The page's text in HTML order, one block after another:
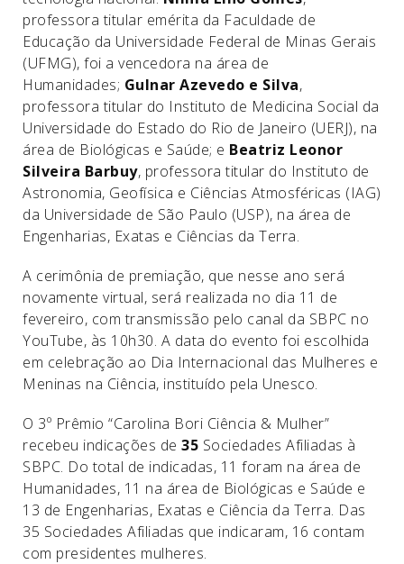
professora titular emérita da Faculdade de
Educação da Universidade Federal de Minas Gerais
(UFMG), foi a vencedora na área de
Humanidades; Gulnar Azevedo e Silva,
professora titular do Instituto de Medicina Social da
Universidade do Estado do Rio de Janeiro (UERJ), na
área de Biológicas e Saúde; e Beatriz Leonor
Silveira Barbuy, professora titular do Instituto de
Astronomia, Geofísica e Ciências Atmosféricas (IAG)
da Universidade de São Paulo (USP), na área de
Engenharias, Exatas e Ciências da Terra.
A cerimônia de premiação, que nesse ano será
novamente virtual, será realizada no dia 11 de
fevereiro, com transmissão pelo canal da SBPC no
YouTube, às 10h30. A data do evento foi escolhida
em celebração ao Dia Internacional das Mulheres e
Meninas na Ciência, instituído pela Unesco.
O 3º Prêmio “Carolina Bori Ciência & Mulher”
recebeu indicações de 35 Sociedades Afiliadas à
SBPC. Do total de indicadas, 11 foram na área de
Humanidades, 11 na área de Biológicas e Saúde e
13 de Engenharias, Exatas e Ciência da Terra. Das
35 Sociedades Afiliadas que indicaram, 16 contam
com presidentes mulheres.